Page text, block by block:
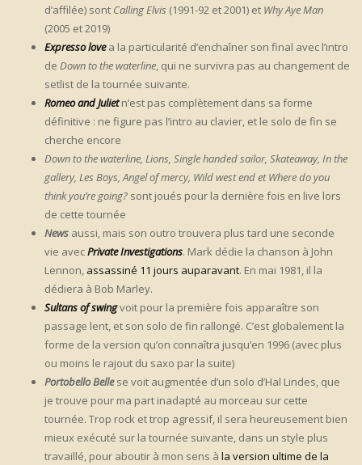
d’affilée) sont Calling Elvis (1991-92 et 2001) et Why Aye Man
(2005 et 2019)
Expresso lovea la particularité d’enchaîner son final avec l’intro
de Down to the waterline, qui ne survivra pas au changement de
setlist de la tournée suivante.
Romeo and Juliet n’est pas complètement dans sa forme
définitive : ne figure pas l’intro au clavier, et le solo de fin se
cherche encore
Down to the waterline, Lions, Single handed sailor, Skateaway, In the
gallery, Les Boys, Angel of mercy, Wild west end et Where do you
think you’re going? sont joués pour la dernière fois en live lors
de cette tournée
News aussi, mais son outro trouvera plus tard une seconde
vie avecPrivate Investigations. Mark dédie la chanson à John
Lennon, assassiné 11 jours auparavant. En mai 1981, il la
dédiera à Bob Marley.
Sultans of swingvoit pour la première fois apparaître son
passage lent, et son solo de fin rallongé. C’est globalement la
forme de la version qu’on connaîtra jusqu’en 1996 (avec plus
ou moins le rajout du saxo par la suite)
Portobello Bellese voit augmentée d’un solo d’Hal Lindes, que
je trouve pour ma part inadapté au morceau sur cette
tournée. Trop rock et trop agressif, il sera heureusement bien
mieux exécuté sur la tournée suivante, dans un style plus
travaillé, pour aboutir à mon sens à la version ultime de la